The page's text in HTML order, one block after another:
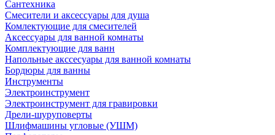
Сантехника
Смесители и аксессуары для душа
Комлектующие для смесителей
Аксессуары для ванной комнаты
Комплектующие для ванн
Напольные акссесуары для ванной комнаты
Бордюры для ванны
Инструменты
Электроинструмент
Электроинструмент для гравировки
Дрели-шуруповерты
Шлифмашины угловые (УШМ)